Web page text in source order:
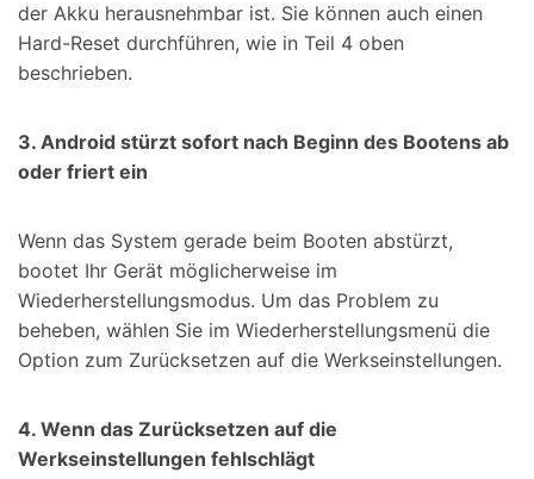
der Akku herausnehmbar ist. Sie können auch einen
Hard-Reset durchführen, wie in Teil 4 oben
beschrieben.
3. Android stürzt sofort nach Beginn des Bootens ab
oder friert ein
Wenn das System gerade beim Booten abstürzt,
bootet Ihr Gerät möglicherweise im
Wiederherstellungsmodus. Um das Problem zu
beheben, wählen Sie im Wiederherstellungsmenü die
Option zum Zurücksetzen auf die Werkseinstellungen.
4. Wenn das Zurücksetzen auf die
Werkseinstellungen fehlschlägt